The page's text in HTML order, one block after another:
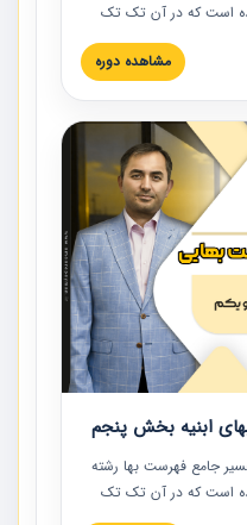
شده است که در آن تک تک
و ارائه شده است. این
همراه تصاویر عملیات
مدیر پروژه مهندسی
ارائه شده و به تمام
حال فعالیت هستند حتما
نمایند.
مشاهده دوره
ابنیه بخش پنجم
جامع فهرست بها رشته
شده است که در آن تک تک
و ارائه شده است. این